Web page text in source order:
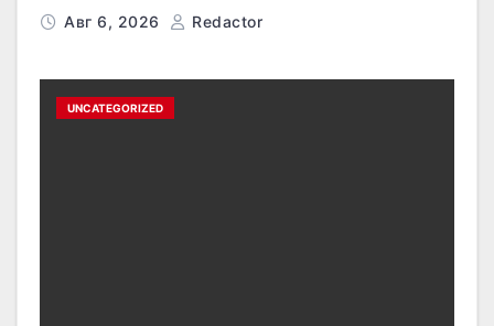
Авг 6, 2026 Redactor
UNCATEGORIZED